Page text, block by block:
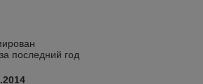
последний год